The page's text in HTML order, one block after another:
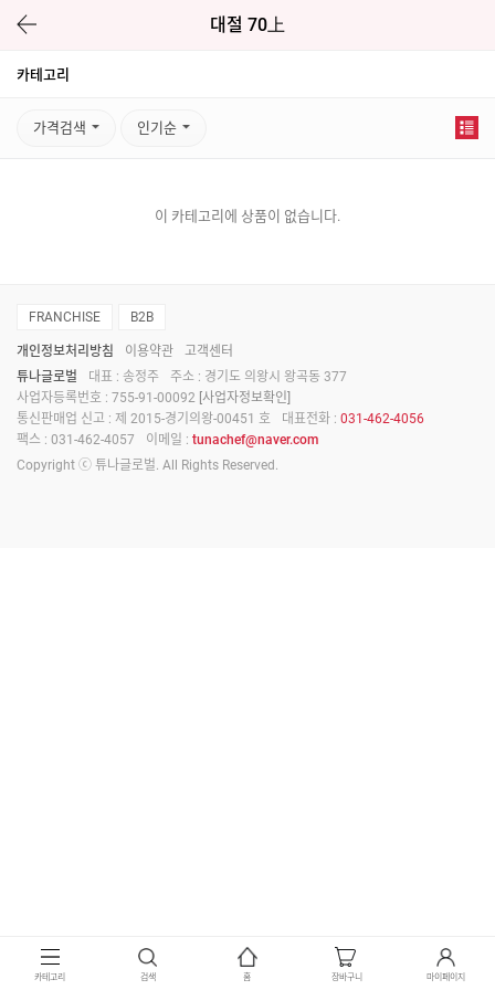
카테고리 검색 홈 장바구니 마이페이지
대절 70上
카테고리
가격검색 인기순
이 카테고리에 상품이 없습니다.
FRANCHISE B2B
개인정보처리방침 이용약관
고객센터
튜나글로벌
대표 : 송정주
주소 : 경기도 의왕시 왕곡동 377
사업자등록번호 : 755-91-00092 [사업자정보확인]
통신판매업 신고 : 제 2015-경기의왕-00451 호
대표전화 : 031-462-4056
팩스 : 031-462-4057
이메일 : tunachef@naver.com
Copyright ⓒ 튜나글로벌. All Rights Reserved.